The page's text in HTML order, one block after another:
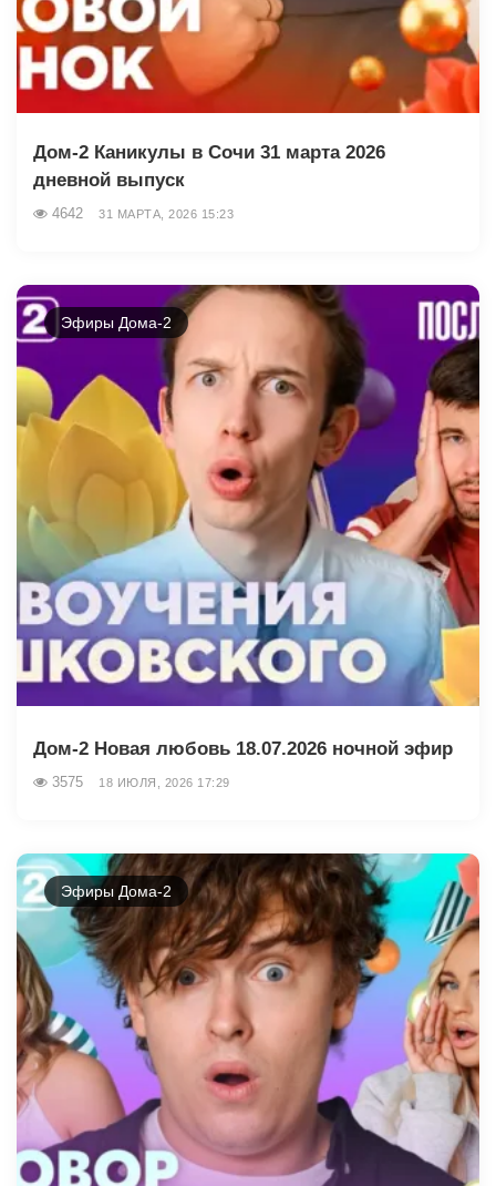
Дом-2 Каникулы в Сочи 31 марта 2026
дневной выпуск
4642 31 МАРТА, 2026 15:23
Эфиры Дома-2
Дом-2 Новая любовь 18.07.2026 ночной эфир
3575 18 ИЮЛЯ, 2026 17:29
Эфиры Дома-2